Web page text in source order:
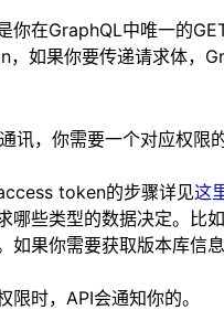
你在GraphQL中唯一的
如果你要传递请求体，
讯，你需要一个对应权限
token的步骤详见这
哪些类型的数据决定。比
如果你需要获取版本库信
限时，API会通知你的。